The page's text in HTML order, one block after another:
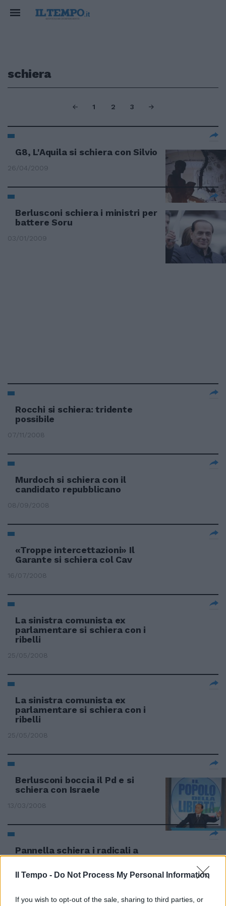
Il Tempo - Do Not Process My Personal Information
If you wish to opt-out of the sale, sharing to third parties, or
schiera
1 2 3
G8, L'Aquila si schiera con Silvio
26/04/2009
Berlusconi schiera i ministri per
battere Soru
03/01/2009
Rocchi si schiera: tridente
possibile
07/11/2008
Murdoch si schiera con il
candidato repubblicano
08/09/2008
«Troppe intercettazioni» Il
Garante si schiera col Cav
16/07/2008
La sinistra comunista ex
parlamentare si schiera con i
ribelli
25/05/2008
La sinistra comunista ex
parlamentare si schiera con i
ribelli
25/05/2008
Berlusconi boccia il Pd e si
schiera con Israele
13/03/2008
Pannella schiera i radicali a
sinistra
13/02/2008